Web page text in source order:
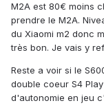
M2A est 80€ moins
prendre le M2A.
du Xiaomi m2 donc
très bon. Je vais y
Reste a voir si le
double coeur S4
d'autonomie en jeu